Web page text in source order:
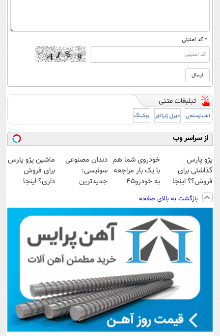
* کد امنیتی
اعتبارسنجی دیزل ژنراتور بوکینگ
از سراسر وب
پژو پارس
گذاشتی برای
فروش؟؟ اینجا
راحت بفروشش
خودروی شما هم
با یک بار مراجعه
به خودرو45
شد
دندان مصنوعی
سوئیسی:
جدیدترین
پرداخت قسطی
ماشین پژو پارس
برای فروش
داری؟ اینجا
بازگشت به بالای صفحه